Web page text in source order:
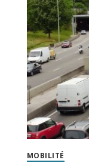
MOBILITÉ